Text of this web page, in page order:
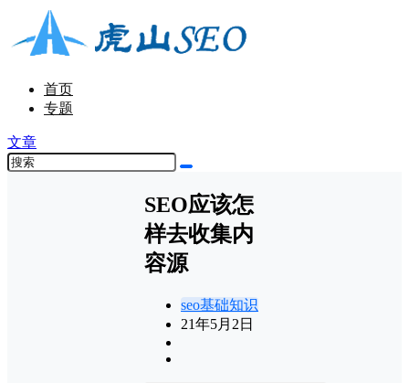
首页
专题
文章
SEO应该怎
样去收集内
容源
seo基础知识
21年5月2日